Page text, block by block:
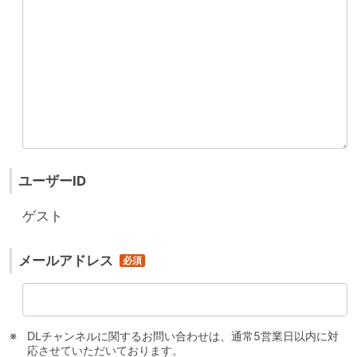
ユーザーID
ゲスト
メールアドレス
DLチャンネルに関するお問い合わせは、通常5営業日以内に対
応させていただいております。